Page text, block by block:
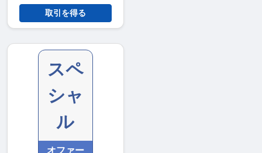
取引を得る
スペ
シャ
ル
オファー